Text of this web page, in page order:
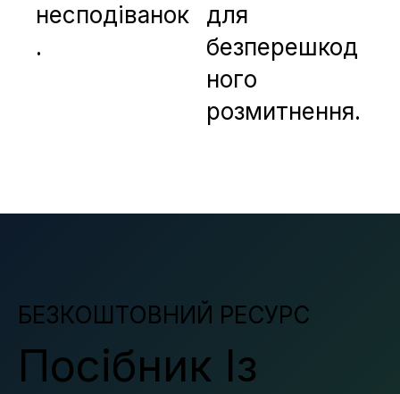
несподіванок
.
для
безперешкод
ного
розмитнення.
БЕЗКОШТОВНИЙ РЕСУРС
Посібник Із